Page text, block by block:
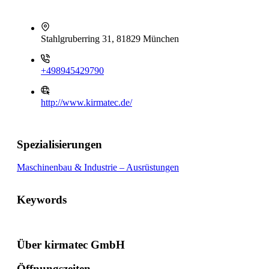
Stahlgruberring 31, 81829 München
+498945429790
http://www.kirmatec.de/
Spezialisierungen
Maschinenbau & Industrie – Ausrüstungen
Keywords
Über kirmatec GmbH